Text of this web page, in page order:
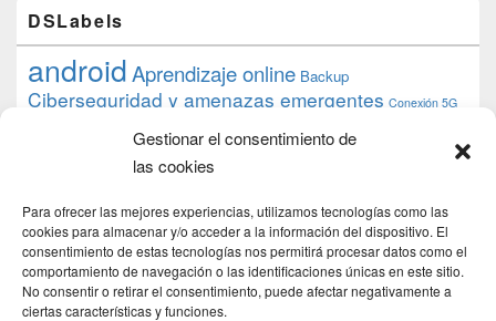
Gestionar el consentimiento de
las cookies
Para ofrecer las mejores experiencias, utilizamos tecnologías como las
cookies para almacenar y/o acceder a la información del dispositivo. El
consentimiento de estas tecnologías nos permitirá procesar datos como el
comportamiento de navegación o las identificaciones únicas en este sitio.
No consentir o retirar el consentimiento, puede afectar negativamente a
ciertas características y funciones.
DSLabels
androidAprendizaje online Backup
Ciberseguridad y amenazas emergentes Conexión 5G
datos debian desarrollo web
Formación Google
iphone
proyecto PS4 python Raspberryraspberrypi
raspbian review Servidor Web Sostenibilidad
tecnológicaTecnología torrent
transmissiontutorial ubuntu server Windows